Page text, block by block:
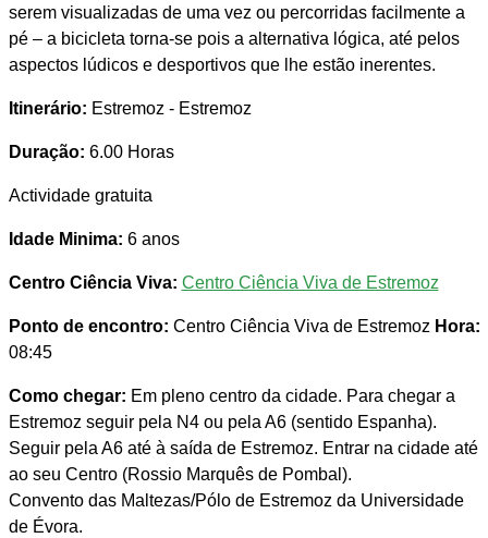
serem visualizadas de uma vez ou percorridas facilmente a
pé – a bicicleta torna-se pois a alternativa lógica, até pelos
aspectos lúdicos e desportivos que lhe estão inerentes.
Itinerário: Estremoz - Estremoz
Duração: 6.00 Horas
Actividade gratuita
Idade Minima: 6 anos
Centro Ciência Viva: Centro Ciência Viva de Estremoz
Ponto de encontro: Centro Ciência Viva de Estremoz Hora:
08:45
Como chegar: Em pleno centro da cidade. Para chegar a
Estremoz seguir pela N4 ou pela A6 (sentido Espanha).
Seguir pela A6 até à saída de Estremoz. Entrar na cidade até
ao seu Centro (Rossio Marquês de Pombal).
Convento das Maltezas/Pólo de Estremoz da Universidade
de Évora.